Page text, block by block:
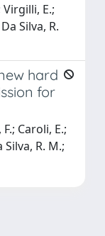
E.;
Silva, R.
hard
for
Caroli, E.;
R. M.;